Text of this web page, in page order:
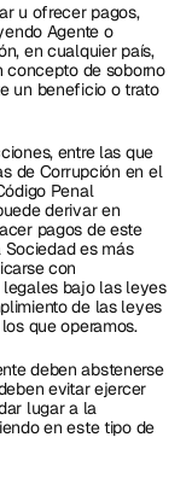
u ofrecer pagos,
Agente o
en cualquier país,
concepto de soborno
un beneficio o trato
entre las que
de Corrupción en el
Penal
derivar en
pagos de este
es más
con
bajo las leyes
de las leyes
que operamos.
deben abstenerse
evitar ejercer
lugar a la
en este tipo de